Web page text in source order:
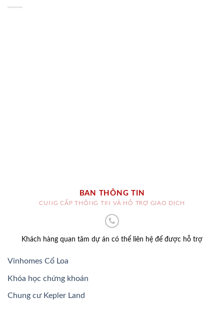
BAN THÔNG TIN
CUNG CẤP THÔNG TIN VÀ HỖ TRỢ GIAO DỊCH
Khách hàng quan tâm dự án có thể liên hệ để được hỗ trợ
Vinhomes Cổ Loa
Khóa học chứng khoán
Chung cư Kepler Land